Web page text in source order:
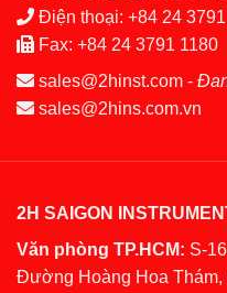
Điện thoại: +84 24
Fax: +84 24 3791 1180
sales@2hinst.com -
sales@2hins.com.vn
2H SAIGON
Văn phòng TP.HCM: S-
Đường Hoàng Hoa